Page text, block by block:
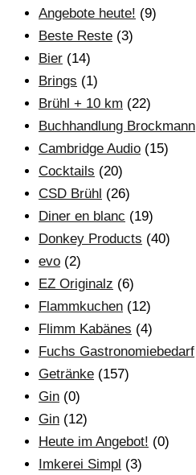
Angebote heute! (9)
Beste Reste (3)
Bier (14)
Brings (1)
Brühl + 10 km (22)
Buchhandlung Brockmann
Cambridge Audio (15)
Cocktails (20)
CSD Brühl (26)
Diner en blanc (19)
Donkey Products (40)
evo (2)
EZ Originalz (6)
Flammkuchen (12)
Flimm Kabänes (4)
Fuchs Gastronomiebedarf
Getränke (157)
Gin (0)
Gin (12)
Heute im Angebot! (0)
Imkerei Simpl (3)